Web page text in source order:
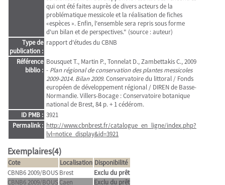
qui ont été faites auprès de divers acteurs de la
problématique messicole et la réalisation de fiches
«espèces ». Enfin, l'ensemble sera repris sous forme
d'un bilan et de perspectives." (source : auteur)
Type de
publication :
rapport d'études du CBNB
Référence
biblio :
Bousquet T., Martin P., Tonnelat D., Zambettakis C., 2009
- Plan régional de conservation des plantes messicoles
2009-2014. Bilan 2009. Conservatoire du littoral / Fonds
européen de développement régional / DIREN de Basse-
Normandie. Villers-Bocage : Conservatoire botanique
national de Brest, 84 p. + 1 cédérom.
ID PMB : 3921
Permalink : http://www.cbnbrest.fr/catalogue_en_ligne/index.php?
lvl=notice_display&id=3921
Exemplaires(4)
Cote Localisation Disponibilité
CBNB6 2009/BOUSBrest
Exclu du prêt
CBNB6 2009/BOUSCaen Exclu du prêt